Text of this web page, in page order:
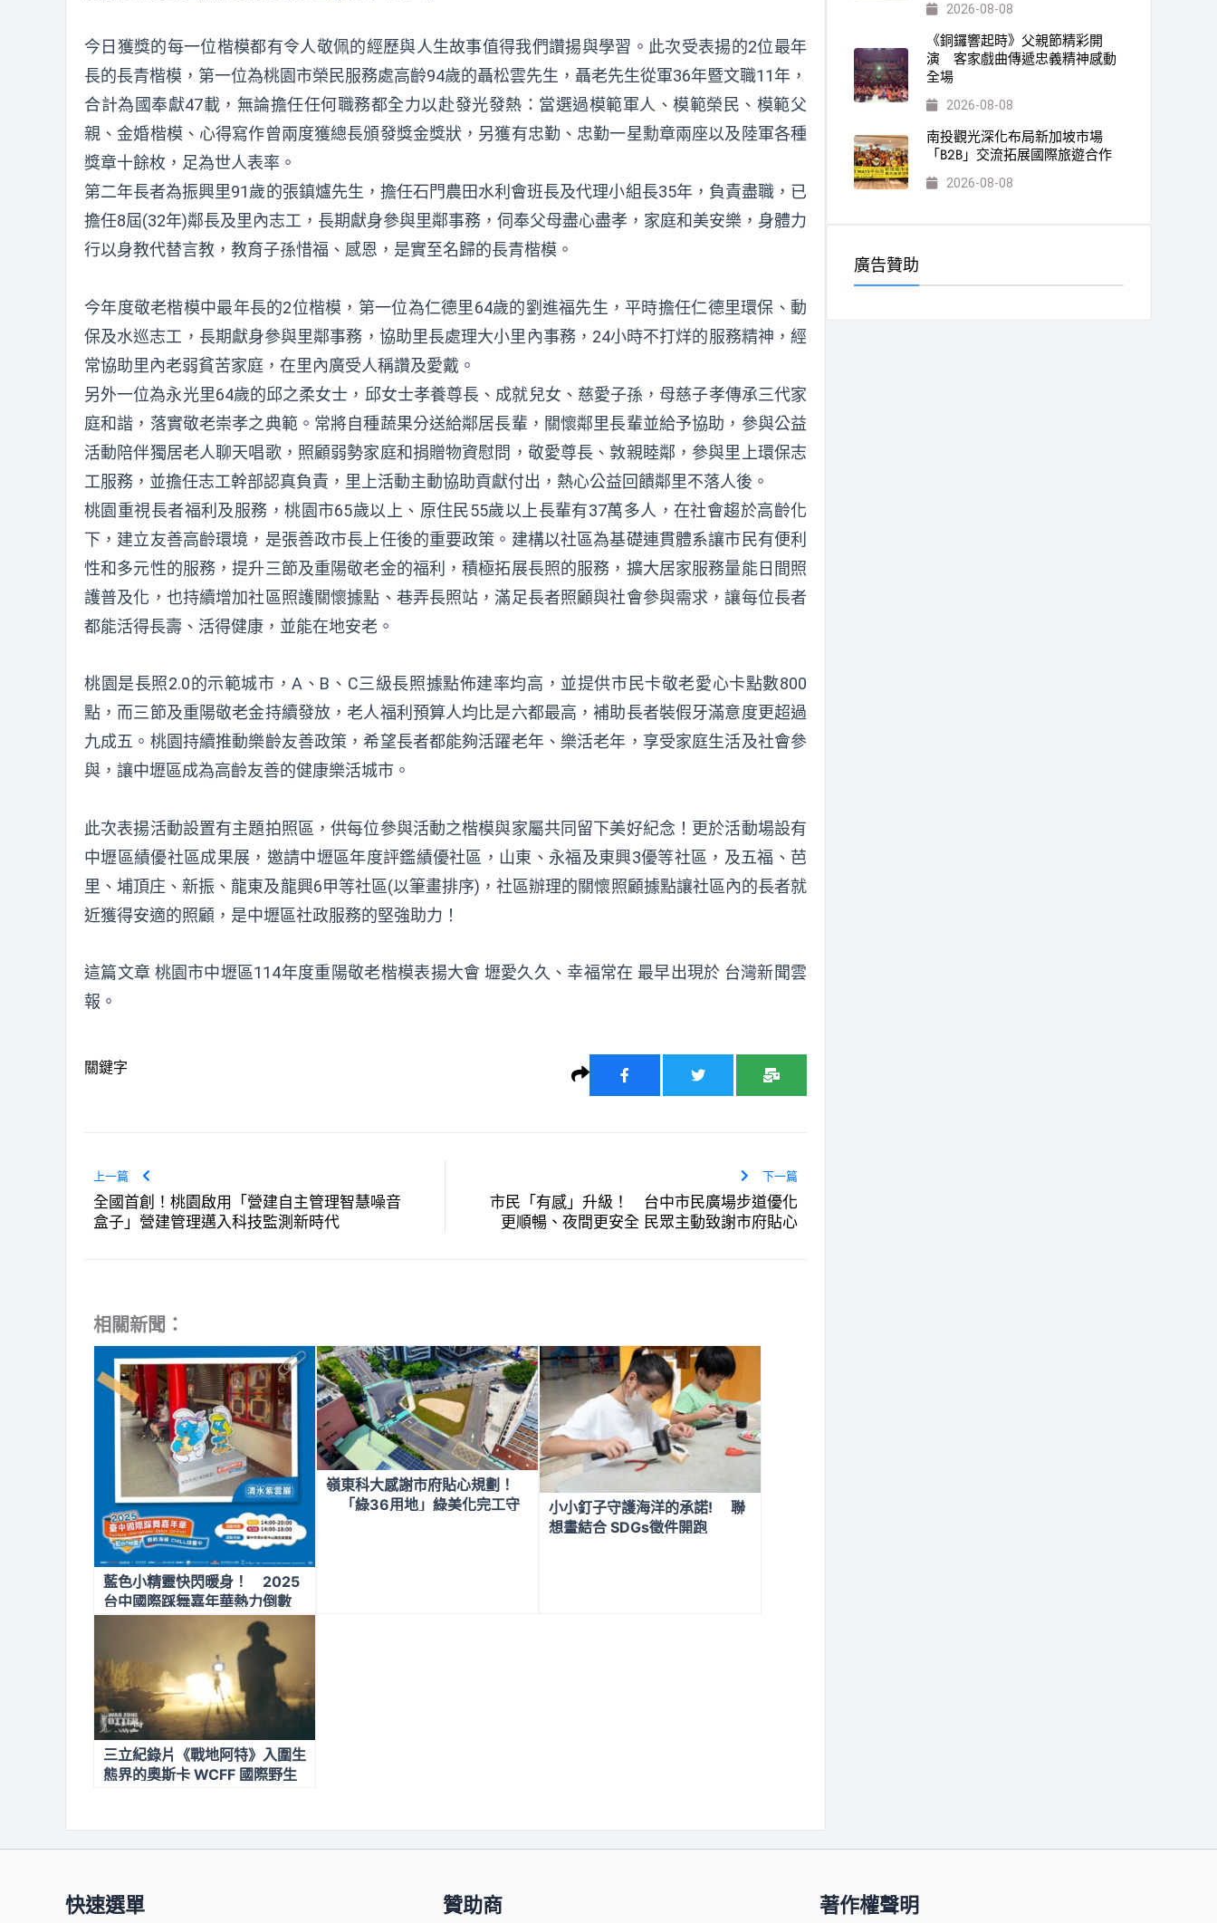
今日獲獎的每一位楷模都有令人敬佩的經歷與人生故事值得我們讚揚與學習。此次受表揚的2位最年
長的長青楷模，第一位為桃園市榮民服務處高齡94歲的聶松雲先生，聶老先生從軍36年暨文職11年，
合計為國奉獻47載，無論擔任任何職務都全力以赴發光發熱：當選過模範軍人、模範榮民、模範父
親、金婚楷模、心得寫作曾兩度獲總長頒發獎金獎狀，另獲有忠勤、忠勤一星勳章兩座以及陸軍各種
獎章十餘枚，足為世人表率。
第二年長者為振興里91歲的張鎮爐先生，擔任石門農田水利會班長及代理小組長35年，負責盡職，已
擔任8屆(32年)鄰長及里內志工，長期獻身參與里鄰事務，伺奉父母盡心盡孝，家庭和美安樂，身體力
行以身教代替言教，教育子孫惜福、感恩，是實至名歸的長青楷模。
今年度敬老楷模中最年長的2位楷模，第一位為仁德里64歲的劉進福先生，平時擔任仁德里環保、動
保及水巡志工，長期獻身參與里鄰事務，協助里長處理大小里內事務，24小時不打烊的服務精神，經
常協助里內老弱貧苦家庭，在里內廣受人稱讚及愛戴。
另外一位為永光里64歲的邱之柔女士，邱女士孝養尊長、成就兒女、慈愛子孫，母慈子孝傳承三代家
庭和諧，落實敬老崇孝之典範。常將自種蔬果分送給鄰居長輩，關懷鄰里長輩並給予協助，參與公益
活動陪伴獨居老人聊天唱歌，照顧弱勢家庭和捐贈物資慰問，敬愛尊長、敦親睦鄰，參與里上環保志
工服務，並擔任志工幹部認真負責，里上活動主動協助貢獻付出，熱心公益回饋鄰里不落人後。
桃園重視長者福利及服務，桃園市65歲以上、原住民55歲以上長輩有37萬多人，在社會趨於高齡化
下，建立友善高齡環境，是張善政市長上任後的重要政策。建構以社區為基礎連貫體系讓市民有便利
性和多元性的服務，提升三節及重陽敬老金的福利，積極拓展長照的服務，擴大居家服務量能日間照
護普及化，也持續增加社區照護關懷據點、巷弄長照站，滿足長者照顧與社會參與需求，讓每位長者
都能活得長壽、活得健康，並能在地安老。
桃園是長照2.0的示範城市，A、B、C三級長照據點佈建率均高，並提供市民卡敬老愛心卡點數800
點，而三節及重陽敬老金持續發放，老人福利預算人均比是六都最高，補助長者裝假牙滿意度更超過
九成五。桃園持續推動樂齡友善政策，希望長者都能夠活躍老年、樂活老年，享受家庭生活及社會參
與，讓中壢區成為高齡友善的健康樂活城市。
此次表揚活動設置有主題拍照區，供每位參與活動之楷模與家屬共同留下美好紀念！更於活動場設有
中壢區績優社區成果展，邀請中壢區年度評鑑績優社區，山東、永福及東興3優等社區，及五福、芭
里、埔頂庄、新振、龍東及龍興6甲等社區(以筆畫排序)，社區辦理的關懷照顧據點讓社區內的長者就
近獲得安適的照顧，是中壢區社政服務的堅強助力！
這篇文章 桃園市中壢區114年度重陽敬老楷模表揚大會 壢愛久久、幸福常在 最早出現於 台灣新聞雲
報 。
關鍵字
上一篇
全國首創！桃園啟用「營建自主管理智慧噪音
盒子」營建管理邁入科技監測新時代
下一篇
市民「有感」升級！ 台中市民廣場步道優化
更順暢、夜間更安全 民眾主動致謝市府貼心
相關新聞：
藍色小精靈快閃暖身！ 2025
台中國際踩舞嘉年華熱力倒數
嶺東科大感謝市府貼心規劃！
「綠36用地」綠美化完工守
小小釘子守護海洋的承諾! 聯
想畫結合 SDGs徵件開跑
三立紀錄片《戰地阿特》入圍生
態界的奧斯卡 WCFF 國際野生
2026-08-08
《銅鑼響起時》父親節精彩開
演 客家戲曲傳遞忠義精神感動
全場
2026-08-08
南投觀光深化布局新加坡市場
「B2B」交流拓展國際旅遊合作
2026-08-08
廣告贊助
快速選單 贊助商 著作權聲明